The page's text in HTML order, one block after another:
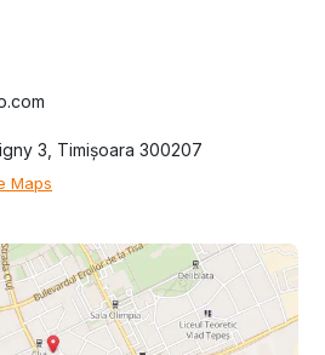
3, Timișoara 300207
Maps